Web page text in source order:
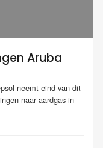
Aruba
neemt eind van dit
naar aardgas in